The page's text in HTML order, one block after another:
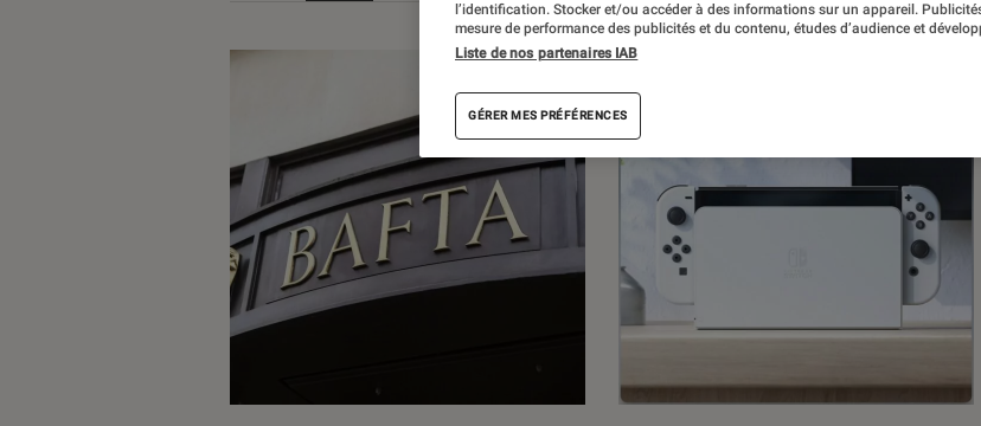
l’identification. Stocker et/ou accéder à des informations sur un appareil.
mesure de performance des publicités et du contenu, études d’audience et
Liste de nos partenaires IAB
GÉRER MES PRÉFÉRENCES